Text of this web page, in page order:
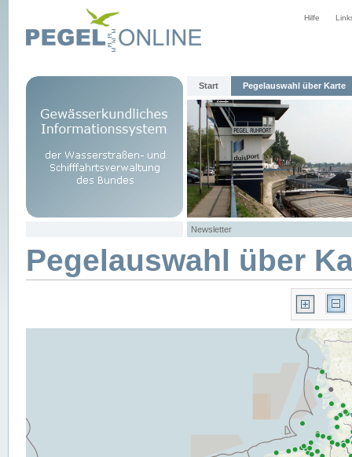
Hilfe
Start Pegelauswahl über Karte
Newsletter
Pegelauswahl über